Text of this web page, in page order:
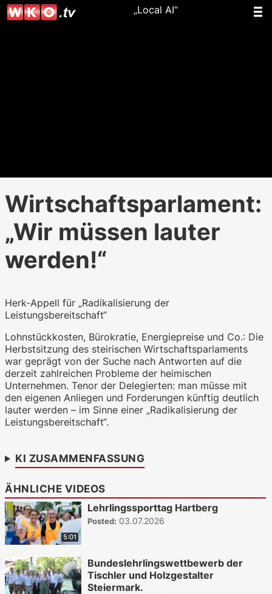
„Local AI“
Wirtschaftsparlament:
„Wir müssen lauter
werden!“
Herk-Appell für „Radikalisierung der
Leistungsbereitschaft“
Lohnstückkosten, Bürokratie, Energiepreise und Co.: Die
Herbstsitzung des steirischen Wirtschaftsparlaments
war geprägt von der Suche nach Antworten auf die
derzeit zahlreichen Probleme der heimischen
Unternehmen. Tenor der Delegierten: man müsse mit
den eigenen Anliegen und Forderungen künftig deutlich
lauter werden – im Sinne einer „Radikalisierung der
Leistungsbereitschaft“.
KI ZUSAMMENFASSUNG
ÄHNLICHE VIDEOS
5:01
Lehrlingssporttag Hartberg
Posted: 03.07.2026
Bundeslehrlingswettbewerb der
Tischler und Holzgestalter
Steiermark.
WKO.tv KI (lokales LLM gemma-4-
26b-a4b-it, Blackwell)